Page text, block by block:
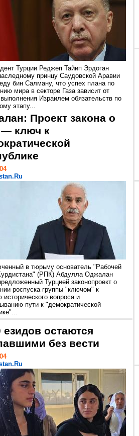
Турции Реджеп Тайип Эрдоган
принцу Саудовской Аравии
бин Салману, что успех плана по
мира в секторе Газа зависит от
Израилем обязательств по
этапу...
Проект закона о
ключ к
в тюрьму основатель "Рабочей
(РПК) Абдулла Оджалан
Турцией законопроект о
роспуска группы "ключом" к
вопроса и
пути к "демократической
езидов остаются
без вести